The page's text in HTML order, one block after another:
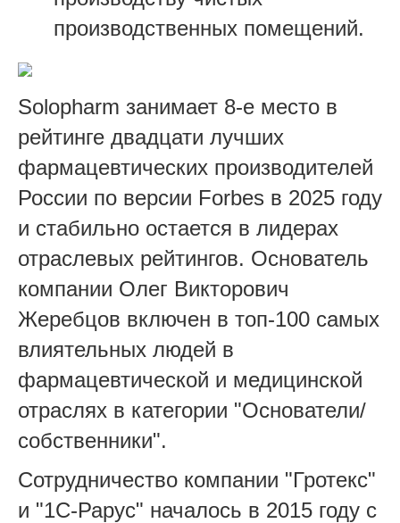
производственных помещений.
Solopharm занимает 8‑е место в
рейтинге двадцати лучших
фармацевтических производителей
России по версии Forbes в 2025 году
и стабильно остается в лидерах
отраслевых рейтингов. Основатель
компании Олег Викторович
Жеребцов включен в топ‑100 самых
влиятельных людей в
фармацевтической и медицинской
отраслях в категории "Основатели/
собственники".
Сотрудничество компании "Гротекс"
и "1С‑Рарус" началось в 2015 году с